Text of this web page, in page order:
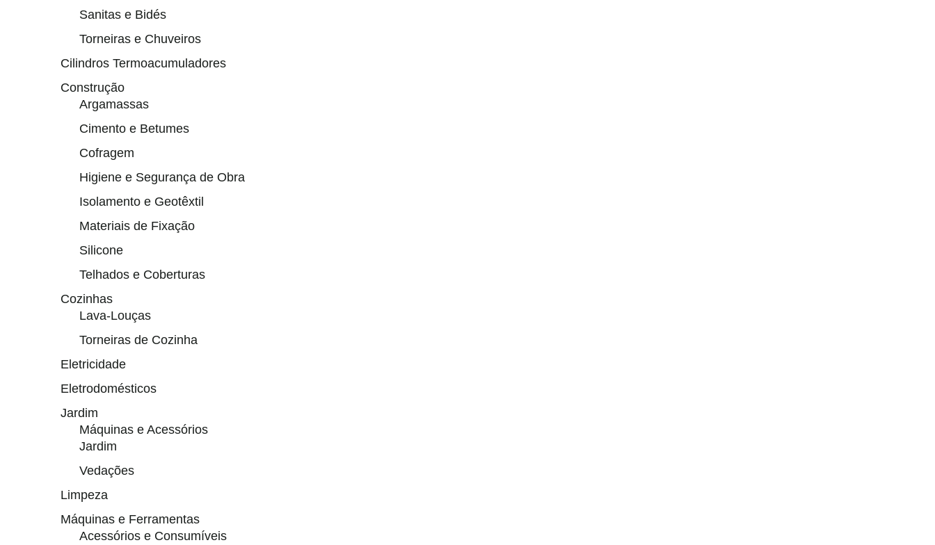
Sanitas e Bidés
Torneiras e Chuveiros
Cilindros Termoacumuladores
Construção
Argamassas
Cimento e Betumes
Cofragem
Higiene e Segurança de Obra
Isolamento e Geotêxtil
Materiais de Fixação
Silicone
Telhados e Coberturas
Cozinhas
Lava-Louças
Torneiras de Cozinha
Eletricidade
Eletrodomésticos
Jardim
Máquinas e Acessórios
Jardim
Vedações
Limpeza
Máquinas e Ferramentas
Acessórios e Consumíveis